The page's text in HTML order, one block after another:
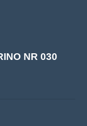
NR 030